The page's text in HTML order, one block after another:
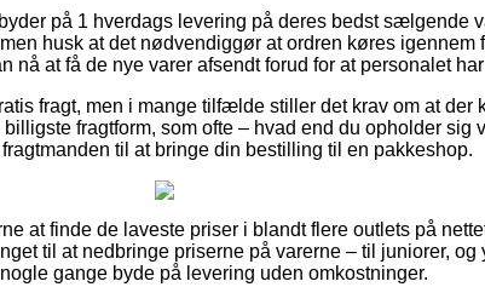
på 1 hverdags levering på deres bedst sælgende
husk at det nødvendiggør at ordren køres igennem
at få de nye varer afsendt forud for at personalet har
fragt, men i mange tilfælde stiller det krav om at der
fragtform, som ofte – hvad end du opholder sig
til at bringe din bestilling til en pakkeshop.
at finde de laveste priser i blandt flere outlets på
til at nedbringe priserne på varerne – til juniorer, og
gange byde på levering uden omkostninger.